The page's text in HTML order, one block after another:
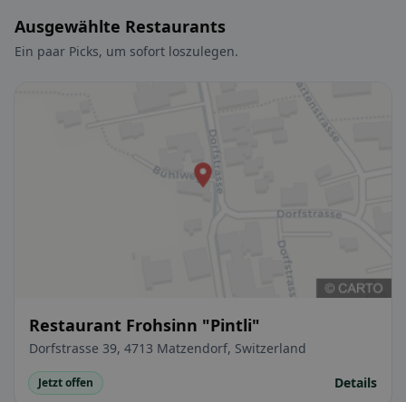
Ausgewählte Restaurants
Ein paar Picks, um sofort loszulegen.
Restaurant Frohsinn "Pintli"
Dorfstrasse 39, 4713 Matzendorf, Switzerland
Jetzt offen Details